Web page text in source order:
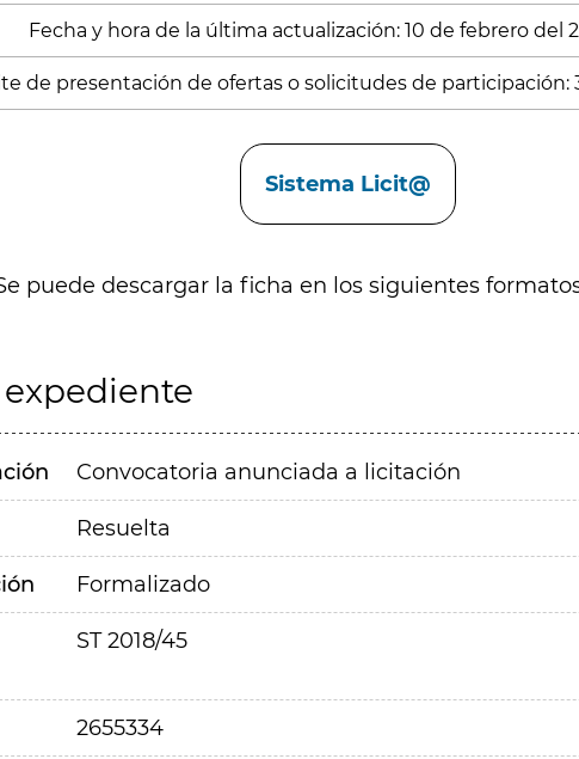
Fecha y hora de la última actualización: 10 de febrero del
de presentación de ofertas o solicitudes de participación:
Sistema Licit@
puede descargar la ficha en los siguientes
Convocatoria anunciada a licitación
Resuelta
Formalizado
ST 2018/45
2655334